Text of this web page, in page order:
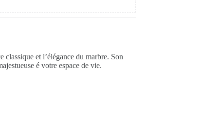
et l’élégance du marbre. Son
é votre espace de vie.